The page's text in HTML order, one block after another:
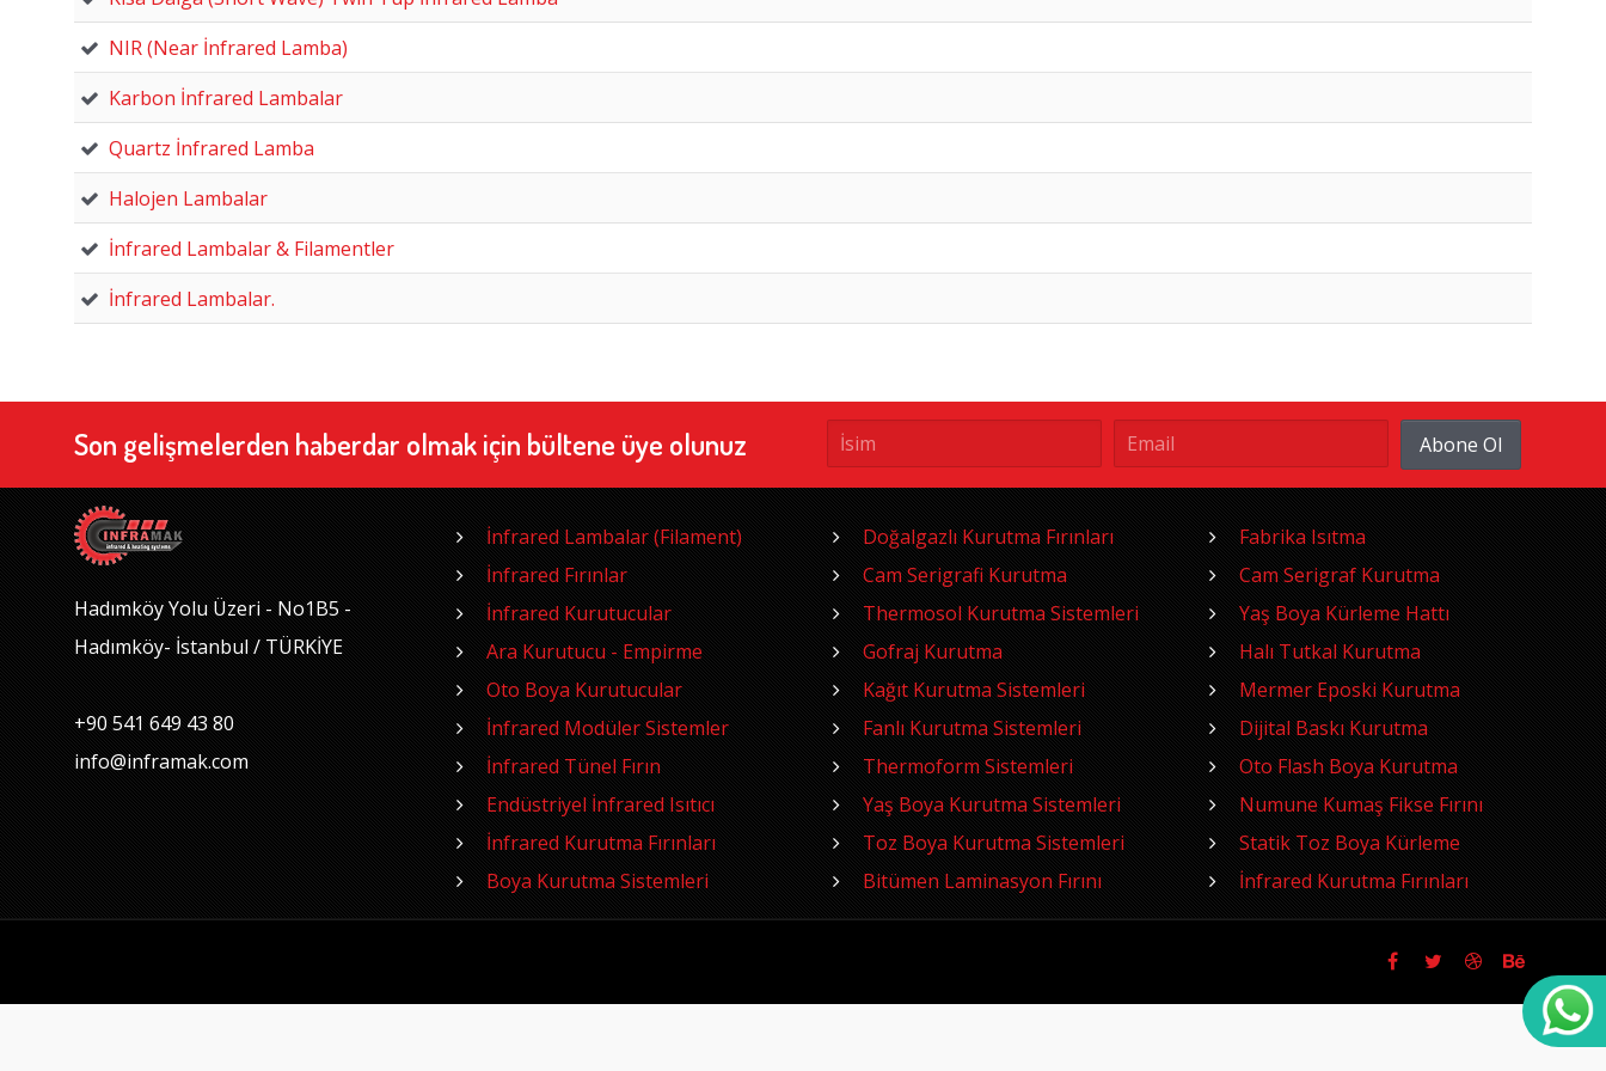
NIR (Near İnfrared Lamba)
Karbon İnfrared Lambalar
Quartz İnfrared Lamba
Halojen Lambalar
İnfrared Lambalar & Filamentler
İnfrared Lambalar.
Son gelişmelerden haberdar olmak için bültene üye olunuz Abone Ol
Hadımköy Yolu Üzeri - No1B5 -
Hadımköy- İstanbul / TÜRKİYE
+90 541 649 43 80
info@inframak.com
İnfrared Lambalar (Filament)
İnfrared Fırınlar
İnfrared Kurutucular
Ara Kurutucu - Empirme
Oto Boya Kurutucular
İnfrared Modüler Sistemler
İnfrared Tünel Fırın
Endüstriyel İnfrared Isıtıcı
İnfrared Kurutma Fırınları
Boya Kurutma Sistemleri
Doğalgazlı Kurutma Fırınları
Cam Serigrafi Kurutma
Thermosol Kurutma Sistemleri
Gofraj Kurutma
Kağıt Kurutma Sistemleri
Fanlı Kurutma Sistemleri
Thermoform Sistemleri
Yaş Boya Kurutma Sistemleri
Toz Boya Kurutma Sistemleri
Bitümen Laminasyon Fırını
Fabrika Isıtma
Cam Serigraf Kurutma
Yaş Boya Kürleme Hattı
Halı Tutkal Kurutma
Mermer Eposki Kurutma
Dijital Baskı Kurutma
Oto Flash Boya Kurutma
Numune Kumaş Fikse Fırını
Statik Toz Boya Kürleme
İnfrared Kurutma Fırınları